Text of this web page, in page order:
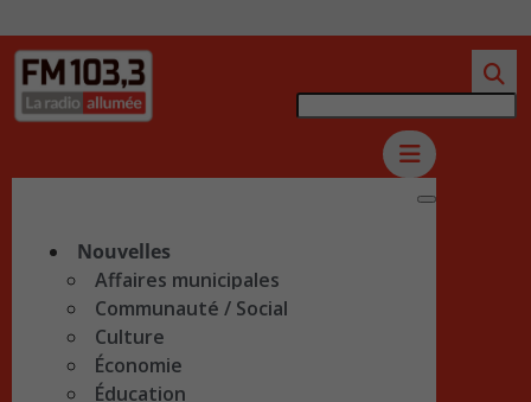
Nouvelles
Affaires municipales
Communauté / Social
Culture
Économie
Éducation